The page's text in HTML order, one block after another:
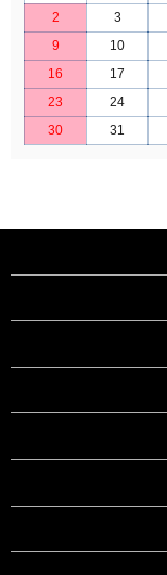
2
3
9
10
16
17
23
24
30
31